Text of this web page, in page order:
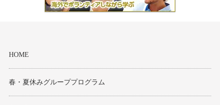
HOME
春・夏休みグループプログラム